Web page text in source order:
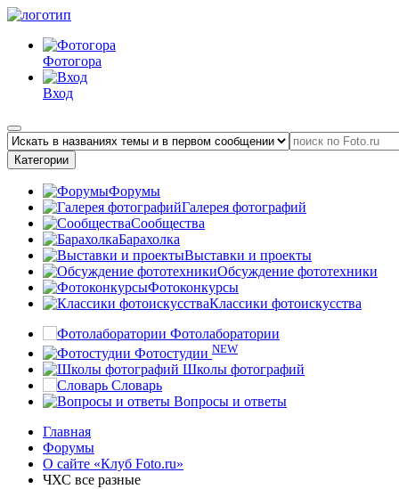
Фотогора
Вход
Категории
Форумы
Галерея фотографий
Сообщества
Барахолка
Выставки и проекты
Обсуждение фототехники
Фотоконкурсы
Классики фотоискусства
Фотолаборатории
Фотостудии NEW
Школы фотографий
Словарь
Вопросы и ответы
Главная
Форумы
О сайте «Клуб Foto.ru»
ЧХС все разные